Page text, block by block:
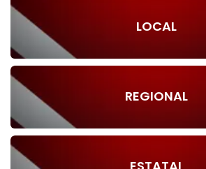
LOCAL
REGIONAL